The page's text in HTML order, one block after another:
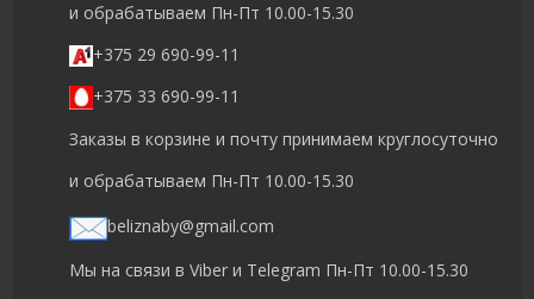
и обрабатываем Пн-Пт 10.00-15.30
+375 29 690-99-11
+375 33 690-99-11
Заказы в корзине и почту принимаем круглосуточно
и обрабатываем Пн-Пт 10.00-15.30
beliznaby@gmail.com
Мы на связи в Viber и Telegram Пн-Пт 10.00-15.30